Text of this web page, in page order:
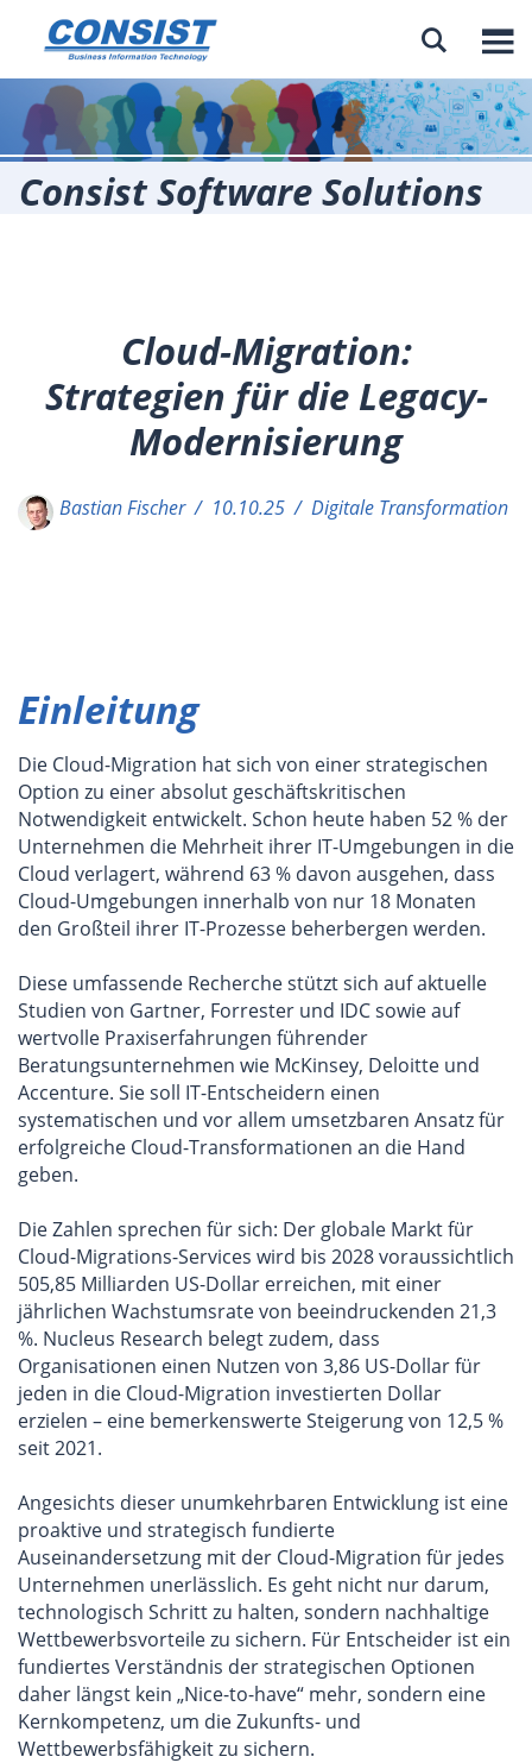

Consist Software Solutions
Cloud-Migration:
Strategien für die Legacy-
Modernisierung
Bastian Fischer / 10.10.25 / Digitale Transformation
Einleitung
Die Cloud-Migration hat sich von einer strategischen
Option zu einer absolut geschäftskritischen
Notwendigkeit entwickelt. Schon heute haben 52 % der
Unternehmen die Mehrheit ihrer IT-Umgebungen in die
Cloud verlagert, während 63 % davon ausgehen, dass
Cloud-Umgebungen innerhalb von nur 18 Monaten
den Großteil ihrer IT-Prozesse beherbergen werden.
Diese umfassende Recherche stützt sich auf aktuelle
Studien von Gartner, Forrester und IDC sowie auf
wertvolle Praxiserfahrungen führender
Beratungsunternehmen wie McKinsey, Deloitte und
Accenture. Sie soll IT-Entscheidern einen
systematischen und vor allem umsetzbaren Ansatz für
erfolgreiche Cloud-Transformationen an die Hand
geben.
Die Zahlen sprechen für sich: Der globale Markt für
Cloud-Migrations-Services wird bis 2028 voraussichtlich
505,85 Milliarden US-Dollar erreichen, mit einer
jährlichen Wachstumsrate von beeindruckenden 21,3
%. Nucleus Research belegt zudem, dass
Organisationen einen Nutzen von 3,86 US-Dollar für
jeden in die Cloud-Migration investierten Dollar
erzielen – eine bemerkenswerte Steigerung von 12,5 %
seit 2021.
Angesichts dieser unumkehrbaren Entwicklung ist eine
proaktive und strategisch fundierte
Auseinandersetzung mit der Cloud-Migration für jedes
Unternehmen unerlässlich. Es geht nicht nur darum,
technologisch Schritt zu halten, sondern nachhaltige
Wettbewerbsvorteile zu sichern. Für Entscheider ist ein
fundiertes Verständnis der strategischen Optionen
daher längst kein „Nice-to-have“ mehr, sondern eine
Kernkompetenz, um die Zukunfts- und
Wettbewerbsfähigkeit zu sichern.